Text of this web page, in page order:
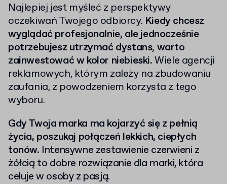
Najlepiej jest myśleć z perspektywy
oczekiwań Twojego odbiorcy. Kiedy chcesz
wyglądać profesjonalnie, ale jednocześnie
potrzebujesz utrzymać dystans, warto
zainwestować w kolor niebieski.Wiele agencji
reklamowych, którym zależy na zbudowaniu
zaufania, z powodzeniem korzysta z tego
wyboru.
Gdy Twoja marka ma kojarzyć się z pełnią
życia, poszukaj połączeń lekkich, ciepłych
tonów. Intensywne zestawienie czerwieni z
żółcią to dobre rozwiązanie dla marki, która
celuje w osoby z pasją.